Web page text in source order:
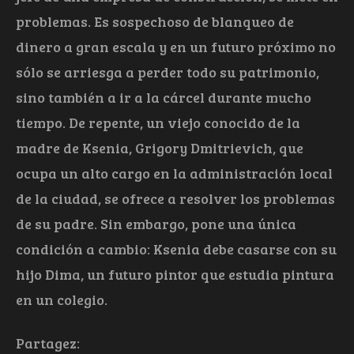
problemas. Es sospechoso de blanqueo de
dinero a gran escala y en un futuro próximo no
sólo se arriesga a perder todo su patrimonio,
sino también a ir a la cárcel durante mucho
tiempo. De repente, un viejo conocido de la
madre de Ksenia, Grigory Dmitrievich, que
ocupa un alto cargo en la administración local
de la ciudad, se ofrece a resolver los problemas
de su padre. Sin embargo, pone una única
condición a cambio: Ksenia debe casarse con su
hijo Dima, un futuro pintor que estudia pintura
en un colegio.
Partagez: